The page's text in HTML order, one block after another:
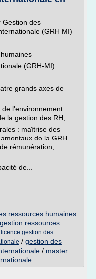
Gestion des
(GRH MI)
(GRH-MI)
grands axes de
de l'environnement
la gestion des RH,
: maîtrise des
de la GRH
rémunération,
de...
ressources humaines
ressources
licence gestion des
/ gestion des
/ master